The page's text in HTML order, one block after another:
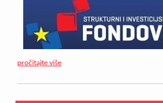
pročitajte više